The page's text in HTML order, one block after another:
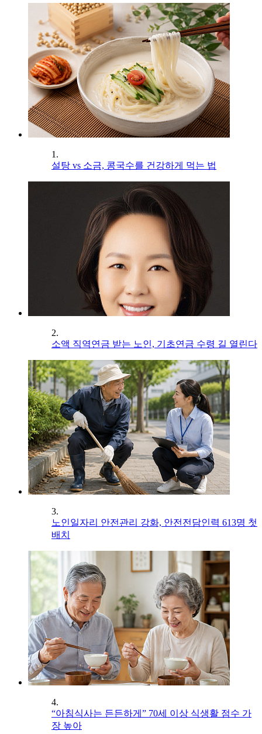
1.
설탕 vs 소금, 콩국수를 건강하게 먹는 법
2.
소액 직역연금 받는 노인, 기초연금 수령 길 열린다
3.
노인일자리 안전관리 강화, 안전전담인력 613명 첫
배치
4.
“아침식사는 든든하게” 70세 이상 식생활 점수 가
장 높아